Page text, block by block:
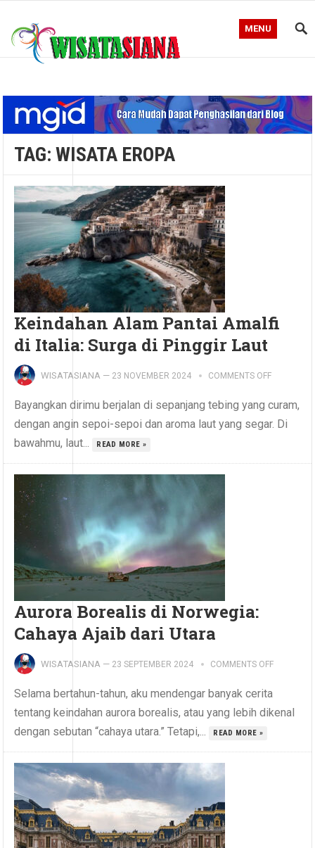
MENU
TAG:WISATA EROPA
Keindahan Alam Pantai Amalfi
di Italia: Surga di Pinggir Laut
WISATASIANA — 23 NOVEMBER 2024 COMMENTS OFF
Bayangkan dirimu berjalan di sepanjang tebing yang curam,
dengan angin sepoi-sepoi dan aroma laut yang segar. Di
bawahmu, laut...
READ MORE »
Aurora Borealis di Norwegia:
Cahaya Ajaib dari Utara
WISATASIANA — 23 SEPTEMBER 2024 COMMENTS OFF
Selama bertahun-tahun, aku mendengar banyak cerita
tentang keindahan aurora borealis, atau yang lebih dikenal
dengan sebutan “cahaya utara.” Tetapi,...
READ MORE »